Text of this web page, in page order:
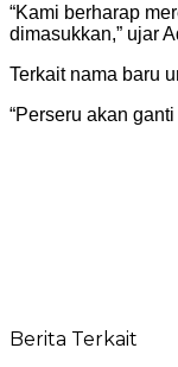
“Kami berharap
dimasukkan,” ujar
Terkait nama baru
“Perseru akan
Berita Terkait